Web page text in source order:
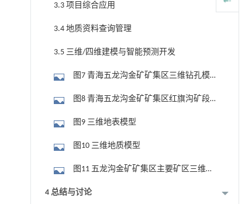
3.3 项目综合应用
3.4 地质资料查询管理
3.5 三维/四维建模与智能预测开发
图7 青海五龙沟金矿矿集区三维钻孔模
图8 青海五龙沟金矿矿集区红旗沟矿段
图9 三维地表模型
图10 三维地质模型
图11 五龙沟金矿矿集区主要矿区三维正
反演Loop3D三维地质模型
4 总结与讨论